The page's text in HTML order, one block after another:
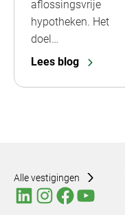
aflossingsvrije
hypotheken. Het
doel…
Lees blog
Alle vestigingen